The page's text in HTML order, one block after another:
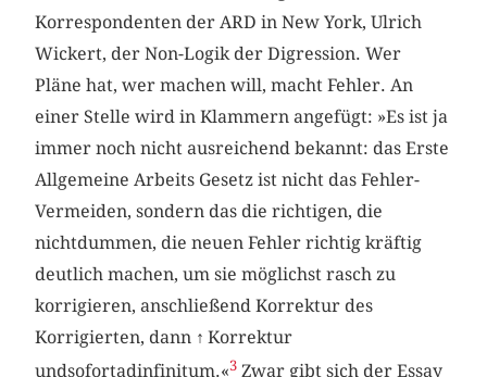
Korrespondenten der ARD in New York, Ulrich
Wickert, der Non-Logik der Digression. Wer
Pläne hat, wer machen will, macht Fehler. An
einer Stelle wird in Klammern angefügt: »Es ist ja
immer noch nicht ausreichend bekannt: das Erste
Allgemeine Arbeits Gesetz ist nicht das Fehler-
Vermeiden, sondern das die richtigen, die
nichtdummen, die neuen Fehler richtig kräftig
deutlich machen, um sie möglichst rasch zu
korrigieren, anschließend Korrektur des
Korrigierten, dann ↑Korrektur
undsofortadinfinitum.«3 Zwar gibt sich der Essay